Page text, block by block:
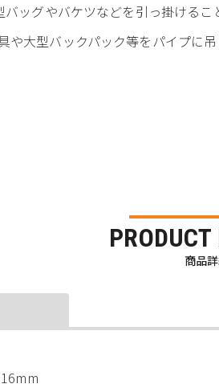
ッグやバケツなどを引っ掛けるこ
大型バックパック等をパイプに
商品